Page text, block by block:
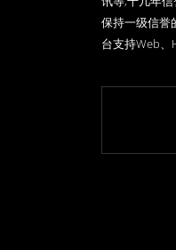
保持一级信誉
台支持Web、